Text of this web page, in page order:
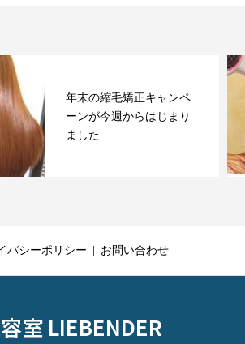
年末の縮毛矯正キャンペ
ーンが今週からはじまり
ました
バシーポリシー お問い合わせ
室 LIEBENDER